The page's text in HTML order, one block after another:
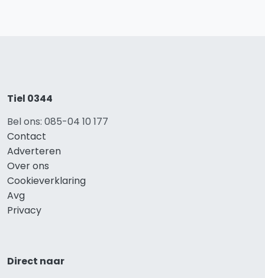
Tiel 0344
Bel ons: 085-04 10 177
Contact
Adverteren
Over ons
Cookieverklaring
Avg
Privacy
Direct naar